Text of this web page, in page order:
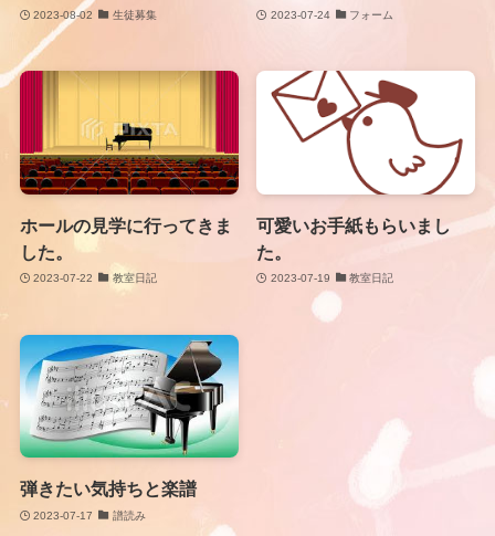
2023-08-02 生徒募集 2023-07-24 フォーム
ホールの見学に行ってきま
した。
2023-07-22 教室日記
可愛いお手紙もらいまし
た。
2023-07-19 教室日記
弾きたい気持ちと楽譜
2023-07-17 譜読み